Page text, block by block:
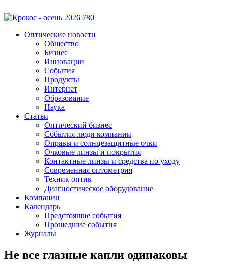
Оптические новости
Общество
Бизнес
Инновации
События
Продукты
Интернет
Образование
Наука
Статьи
Оптический бизнес
События люди компании
Оправы и солнцезащитные очки
Очковые линзы и покрытия
Контактные линзы и средства по уходу
Современная оптометрия
Техник оптик
Диагностическое оборудование
Компании
Календарь
Предстоящие события
Прошедшие события
Журналы
Не все глазные капли одинаковы